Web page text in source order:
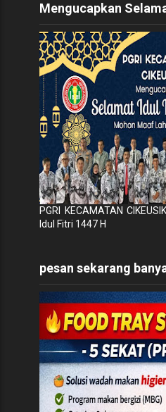
Mengucapkan
PGRI KECAMATAN
Idul Fitri 1447 H
pesan sekarang